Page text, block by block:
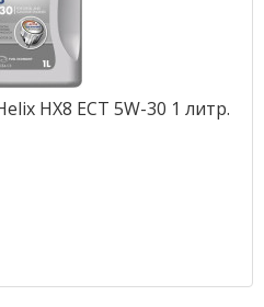
HX8 ECT 5W-30 1 литр.